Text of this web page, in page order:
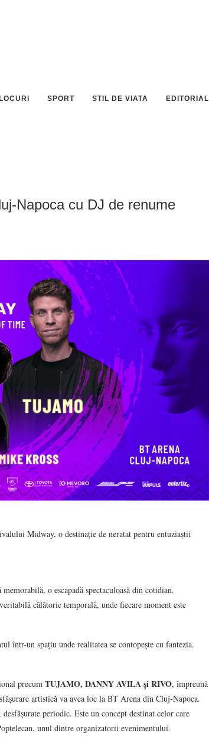
LOCURI SPORT STIL DE VIATA EDITORIAL
Napoca cu DJ de renume
Midway, o destinație de neratat pentru entuziaștii
o escapadă spectaculoasă din cotidian.
călătorie temporală, unde fiecare moment este
într-un spațiu unde realitatea se contopește cu fantezia.
precum TUJAMO, DANNY AVILA și RIVO, împreună
artistică va avea loc la BT Arena din Cluj-Napoca.
periodic. Este un concept destinat celor care
unul dintre organizatorii evenimentului.